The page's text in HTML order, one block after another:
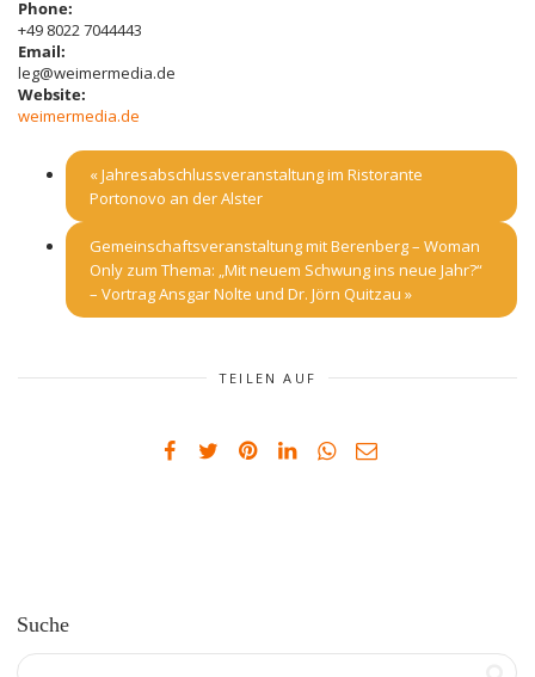
Phone:
+49 8022 7044443
Email:
leg@weimermedia.de
Website:
weimermedia.de
«Jahresabschlussveranstaltung im Ristorante
Portonovo an der Alster
Gemeinschaftsveranstaltung mit Berenberg – Woman
Only zum Thema: „Mit neuem Schwung ins neue Jahr?“
– Vortrag Ansgar Nolte und Dr. Jörn Quitzau »
TEILEN AUF
Suche